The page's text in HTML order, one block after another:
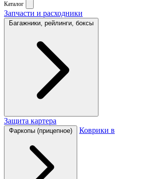
Каталог
Запчасти и расходники
Багажники, рейлинги, боксы
Защита картера
Фаркопы (прицепное) Коврики в